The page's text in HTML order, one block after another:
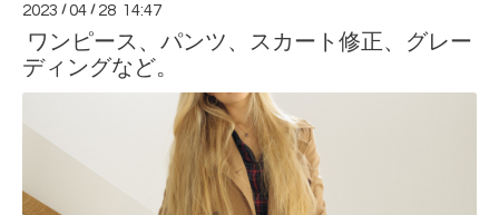
2023 /04 / 28 14:47
ワンピース、パンツ、スカート修正、グレー
ディングなど。